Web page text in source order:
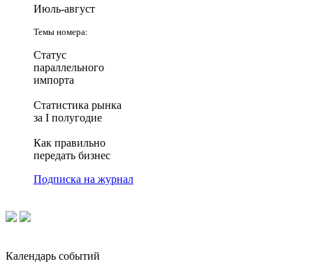
Июль-август
Темы номера:
Статус
параллельного
импорта
Статистика рынка
за I полугодие
Как правильно
передать бизнес
Подписка на журнал
Календарь событий